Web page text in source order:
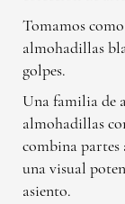
Tomamos
almohadillas
golpes.
Una familia de
almohadillas
combina
una visual
asiento.